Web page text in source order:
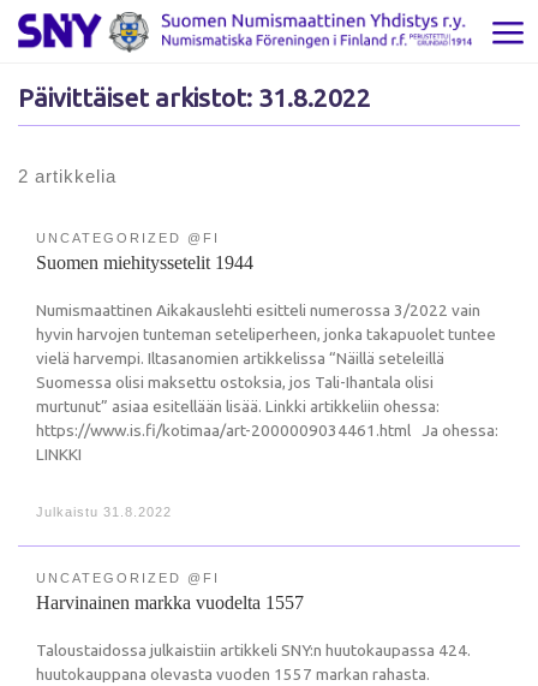
Skip to content
Päivittäiset arkistot: 31.8.2022
2 artikkelia
UNCATEGORIZED @FI
Suomen miehityssetelit 1944
Numismaattinen Aikakauslehti esitteli numerossa 3/2022 vain
hyvin harvojen tunteman seteliperheen, jonka takapuolet tuntee
vielä harvempi. Iltasanomien artikkelissa “Näillä seteleillä
Suomessa olisi maksettu ostoksia, jos Tali-Ihantala olisi
murtunut” asiaa esitellään lisää. Linkki artikkeliin ohessa:
https://www.is.fi/kotimaa/art-2000009034461.html Ja ohessa:
LINKKI
Julkaistu 31.8.2022
UNCATEGORIZED @FI
Harvinainen markka vuodelta 1557
Taloustaidossa julkaistiin artikkeli SNY:n huutokaupassa 424.
huutokauppana olevasta vuoden 1557 markan rahasta.